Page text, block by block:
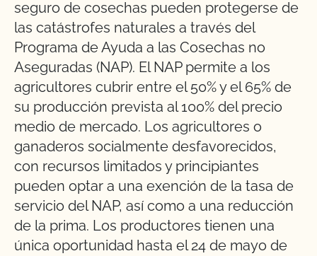
seguro de cosechas pueden protegerse de
las catástrofes naturales a través del
Programa de Ayuda a las Cosechas no
Aseguradas (NAP). El NAP permite a los
agricultores cubrir entre el 50% y el 65% de
su producción prevista al 100% del precio
medio de mercado. Los agricultores o
ganaderos socialmente desfavorecidos,
con recursos limitados y principiantes
pueden optar a una exención de la tasa de
servicio del NAP, así como a una reducción
de la prima. Los productores tienen una
única oportunidad hasta el 24 de mayo de